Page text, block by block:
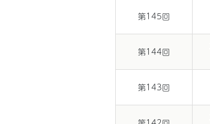
第145回
第144回
第143回